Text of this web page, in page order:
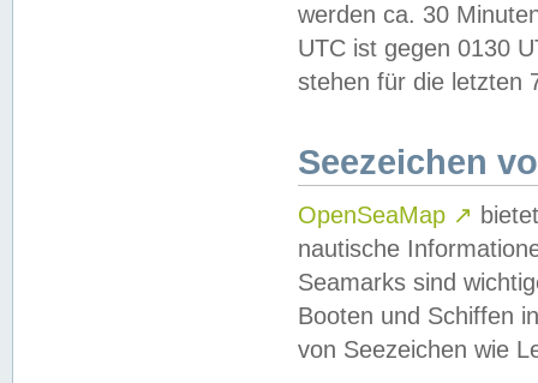
werden ca. 30
UTC ist gegen 0130
stehen für die letzten
Seezeichen
OpenSeaMap ↗
nautische
Seamarks sind
Booten und Schiffen
von Seezeichen wie